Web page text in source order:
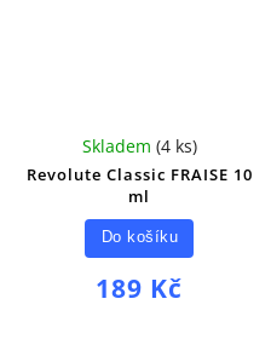
Revolute Classic FRAISE 10
ml
Skladem (4 ks)
189 Kč
Do košíku